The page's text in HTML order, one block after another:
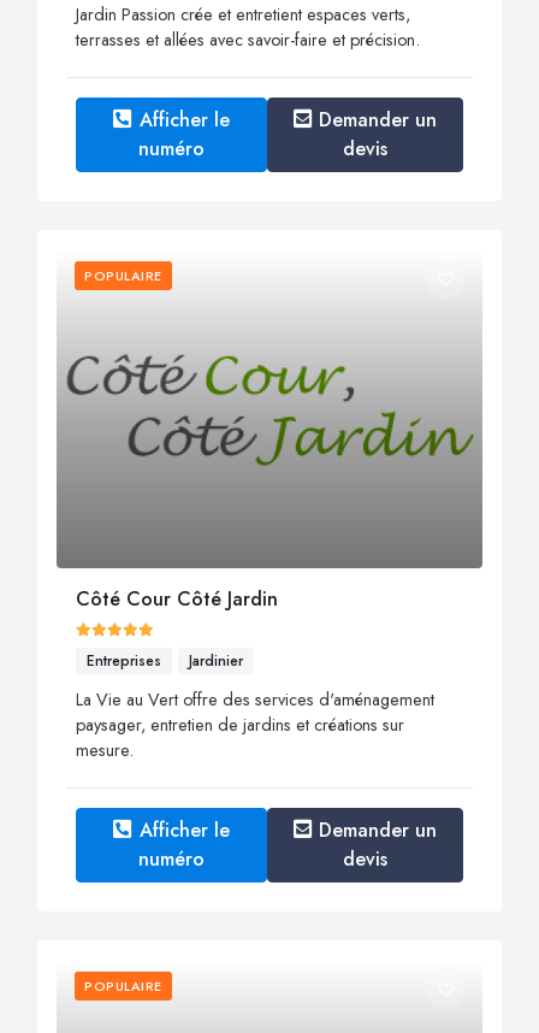
Jardin Passion crée et entretient espaces verts,
terrasses et allées avec savoir-faire et précision.
Afficher le
numéro
Demander un
devis
POPULAIRE
Côté Cour Côté Jardin
Entreprises Jardinier
La Vie au Vert offre des services d'aménagement
paysager, entretien de jardins et créations sur
mesure.
Afficher le
numéro
Demander un
devis
POPULAIRE